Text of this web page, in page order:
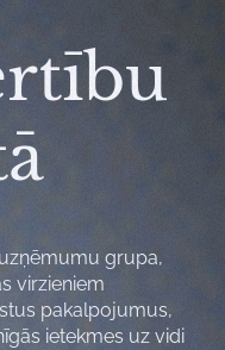
grupa,
virzieniem
pakalpojumus,
ietekmes uz vidi